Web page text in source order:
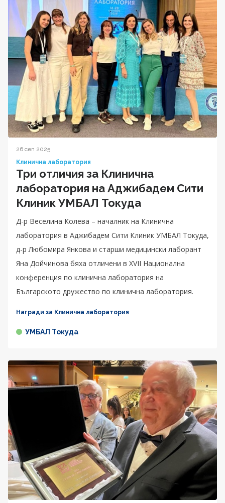
26 сеп 2025
Клинична лаборатория
Три отличия за Клинична
лаборатория на Аджибадем Сити
Клиник УМБАЛ Токуда
Д-р Веселина Колева – началник на Клинична
лаборатория в Аджибадем Сити Клиник УМБАЛ Токуда,
д-р Любомира Янкова и старши медицински лаборант
Яна Дойчинова бяха отличени в XVII Национална
конференция по клинична лаборатория на
Българското дружество по клинична лаборатория.
Награди за Клинична лаборатория
УМБАЛ Токуда